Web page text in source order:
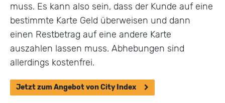
muss. Es kann also sein, dass der Kunde auf eine
bestimmte Karte Geld überweisen und dann
einen Restbetrag auf eine andere Karte
auszahlen lassen muss. Abhebungen sind
allerdings kostenfrei.
Jetzt zum Angebot von City Index